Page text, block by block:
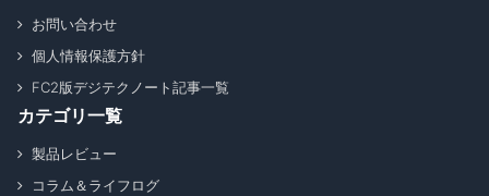
お問い合わせ
個人情報保護方針
FC2版デジテクノート記事一覧
カテゴリ一覧
製品レビュー
コラム＆ライフログ